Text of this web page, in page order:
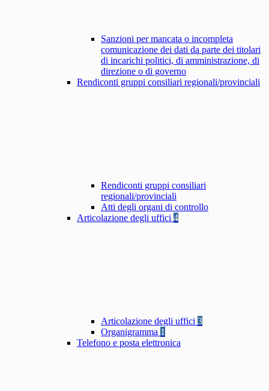
Sanzioni per mancata o incompleta
comunicazione dei dati da parte dei titolari
di incarichi politici, di amministrazione, di
direzione o di governo
Rendiconti gruppi consiliari regionali/provinciali
Rendiconti gruppi consiliari
regionali/provinciali
Atti degli organi di controllo
Articolazione degli uffici 4
Articolazione degli uffici 3
Organigramma 1
Telefono e posta elettronica